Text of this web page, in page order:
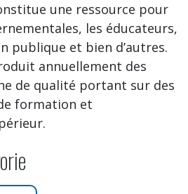
une ressource pour
les éducateurs,
publique et bien d’autres.
annuellement des
de qualité portant sur des
formation et